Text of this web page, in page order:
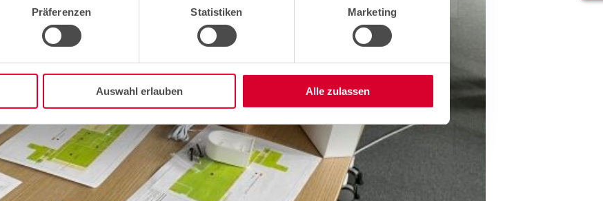
Präferenzen Statistiken Marketing
Auswahl erlauben Alle zulassen